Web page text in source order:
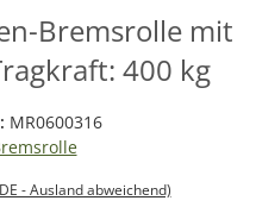
Bremsrolle mit
400 kg
MR0600316
- Ausland abweichend)